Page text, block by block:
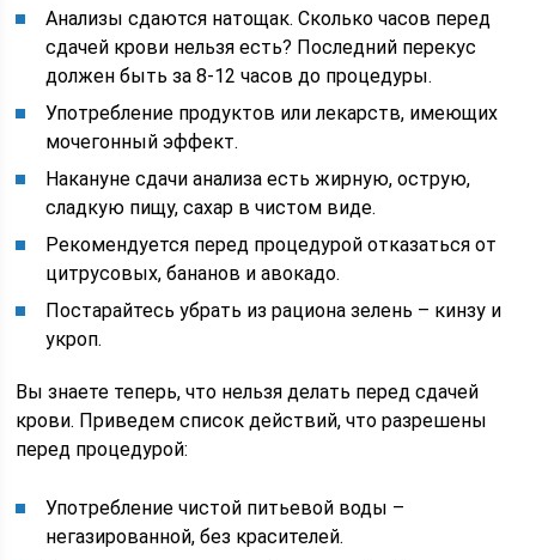
Анализы сдаются натощак. Сколько часов перед
сдачей крови нельзя есть? Последний перекус
должен быть за 8-12 часов до процедуры.
Употребление продуктов или лекарств, имеющих
мочегонный эффект.
Накануне сдачи анализа есть жирную, острую,
сладкую пищу, сахар в чистом виде.
Рекомендуется перед процедурой отказаться от
цитрусовых, бананов и авокадо.
Постарайтесь убрать из рациона зелень – кинзу и
укроп.
Вы знаете теперь, что нельзя делать перед сдачей
крови. Приведем список действий, что разрешены
перед процедурой:
Употребление чистой питьевой воды –
негазированной, без красителей.